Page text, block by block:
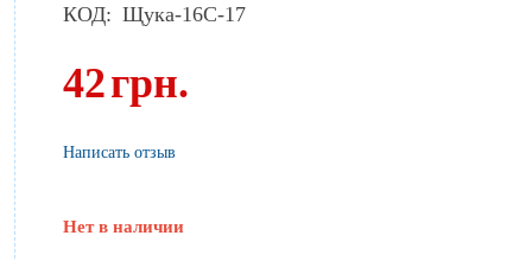
КОД: Щука-16C-17
42грн.
Написать отзыв
Нет в наличии